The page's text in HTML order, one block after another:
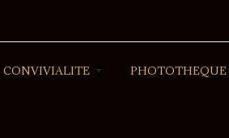
CONVIVIALITE PHOTOTHEQUE